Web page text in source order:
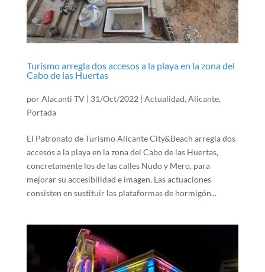
Turismo arregla dos accesos a la playa en la zona del
Cabo de las Huertas
porAlacanti TV| 31/Oct/2022 | Actualidad, Alicante,
Portada
El Patronato de Turismo Alicante City&Beach arregla dos
accesos a la playa en la zona del Cabo de las Huertas,
concretamente los de las calles Nudo y Mero, para
mejorar su accesibilidad e imagen. Las actuaciones
consisten en sustituir las plataformas de hormigón...